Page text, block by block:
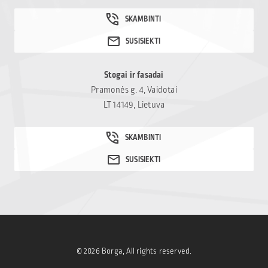
tapti reikšminga
laikotarpiu
atsidūrusioms šeimoms:
Mamų unija.
Stogai ir fasadai
Pramonės g. 4, Vaidotai
LT 14149, Lietuva
© 2026 Borga, All rights reserved.